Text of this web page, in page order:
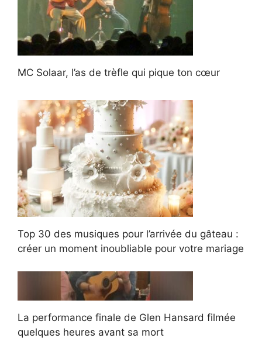
MC Solaar, l’as de trèfle qui pique ton cœur
Top 30 des musiques pour l’arrivée du gâteau :
créer un moment inoubliable pour votre mariage
La performance finale de Glen Hansard filmée
quelques heures avant sa mort